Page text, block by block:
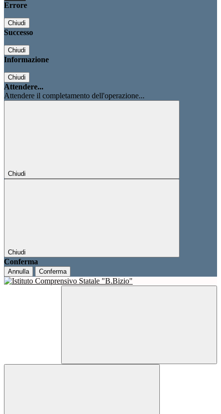
Errore
Chiudi
Successo
Chiudi
Informazione
Chiudi
Attendere...
Attendere il completamento dell'operazione...
Chiudi
Chiudi
Conferma
Annulla Conferma